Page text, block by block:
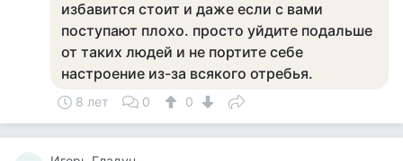
избавится стоит и даже если с вами
поступают плохо. просто уйдите подальше
от таких людей и не портите себе
настроение из-за всякого отребья.
8 лет 0 0